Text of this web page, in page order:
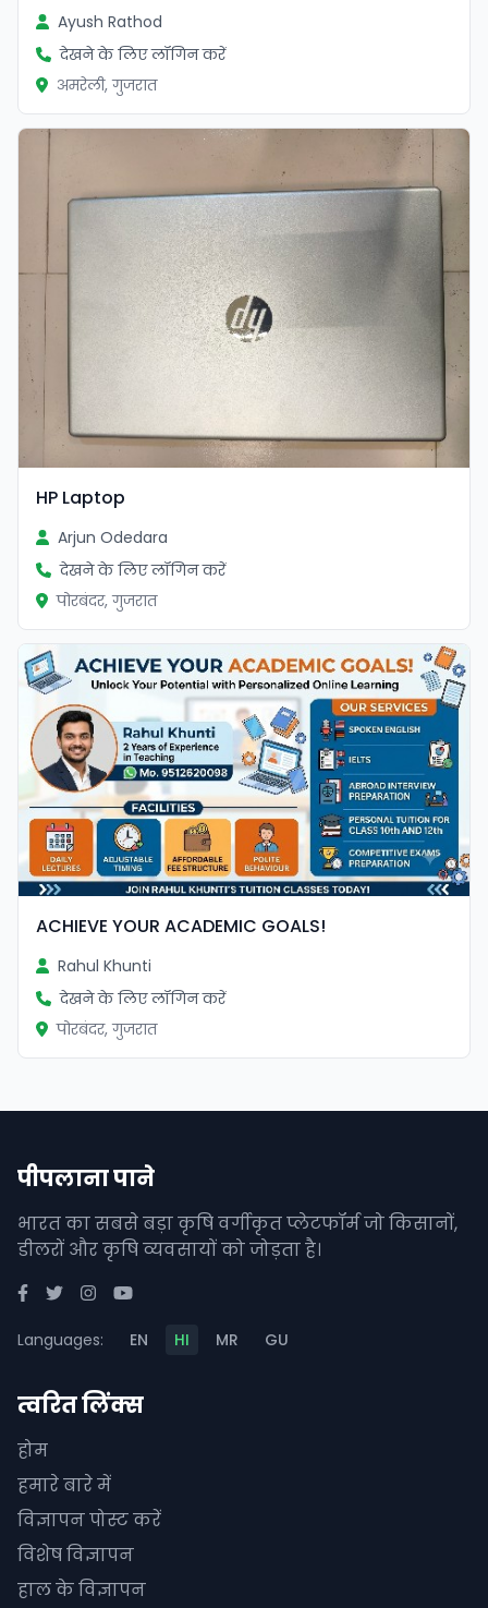
Ayush Rathod
देखने के लिए लॉगिन करें
अमरेली, गुजरात
HP Laptop
Arjun Odedara
देखने के लिए लॉगिन करें
पोरबंदर, गुजरात
ACHIEVE YOUR ACADEMIC GOALS!
Rahul Khunti
देखने के लिए लॉगिन करें
पोरबंदर, गुजरात
पीपलाना पाने
भारत का सबसे बड़ा कृषि वर्गीकृत प्लेटफॉर्म जो किसानों,
डीलरों और कृषि व्यवसायों को जोड़ता है।
Languages: EN HI MR GU
त्वरित लिंक्स
होम
हमारे बारे में
विज्ञापन पोस्ट करें
विशेष विज्ञापन
हाल के विज्ञापन